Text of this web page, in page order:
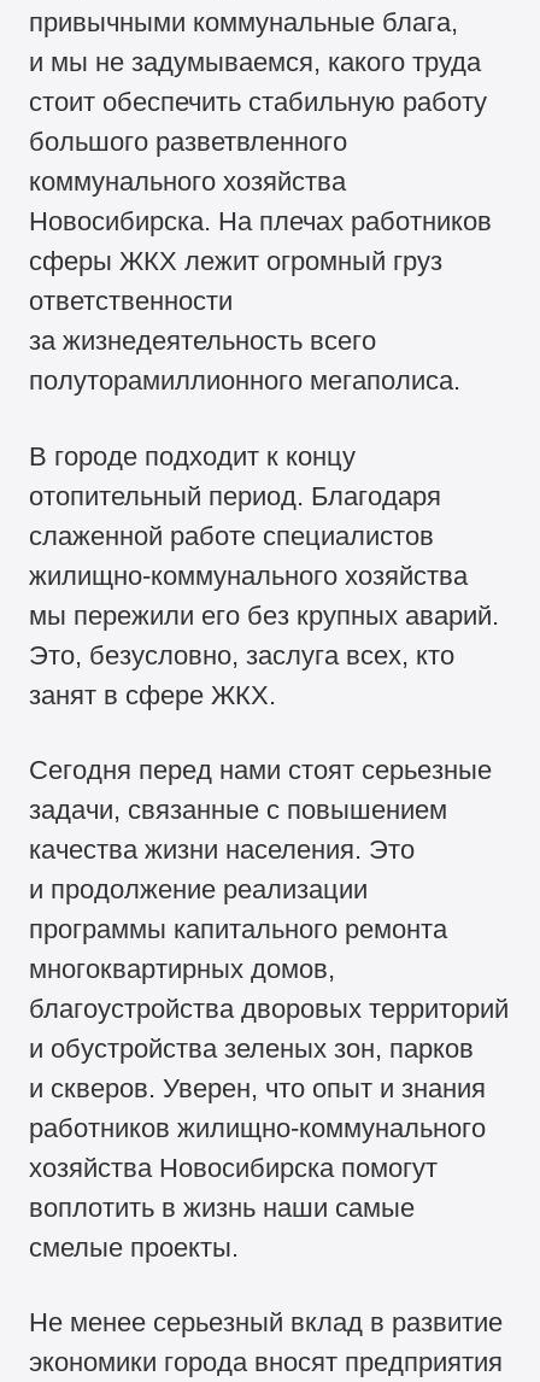
привычными коммунальные блага,
и мы не задумываемся, какого труда
стоит обеспечить стабильную работу
большого разветвленного
коммунального хозяйства
Новосибирска. На плечах работников
сферы ЖКХ лежит огромный груз
ответственности
за жизнедеятельность всего
полуторамиллионного мегаполиса.
В городе подходит к концу
отопительный период. Благодаря
слаженной работе специалистов
жилищно-коммунального хозяйства
мы пережили его без крупных аварий.
Это, безусловно, заслуга всех, кто
занят в сфере ЖКХ.
Сегодня перед нами стоят серьезные
задачи, связанные с повышением
качества жизни населения. Это
и продолжение реализации
программы капитального ремонта
многоквартирных домов,
благоустройства дворовых территорий
и обустройства зеленых зон, парков
и скверов. Уверен, что опыт и знания
работников жилищно-коммунального
хозяйства Новосибирска помогут
воплотить в жизнь наши самые
смелые проекты.
Не менее серьезный вклад в развитие
экономики города вносят предприятия